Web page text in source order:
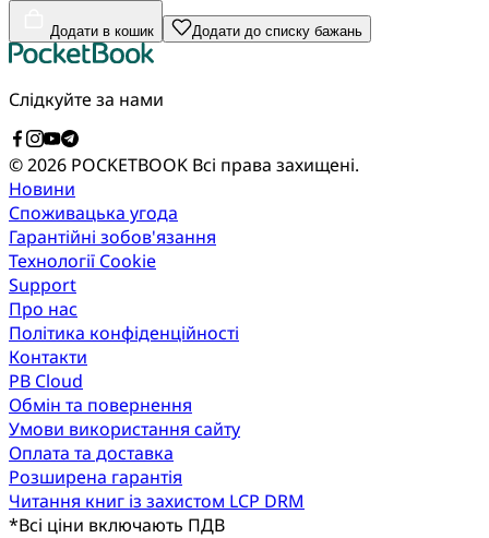
Додати в кошик Додати до списку бажань
Слідкуйте за нами
© 2026 POCKETBOOK Всі права захищені.
Новини
Споживацька угода
Гарантійні зобов'язання
Технології Cookie
Support
Про нас
Політика конфіденційності
Контакти
PB Cloud
Обмін та повернення
Умови використання сайту
Оплата та доставка
Розширена гарантія
Читання книг із захистом LCP DRM
*Всі ціни включають ПДВ